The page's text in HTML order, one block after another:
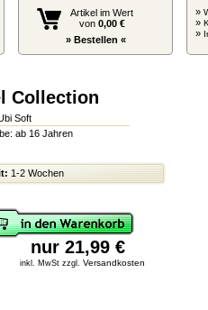
Artikel im Wert
von 0,00 €
» Bestellen «
»
»
»
Collection
Soft
ab 16 Jahren
1-2 Wochen
nur 21,99 €
inkl. MwSt zzgl. Versandkosten